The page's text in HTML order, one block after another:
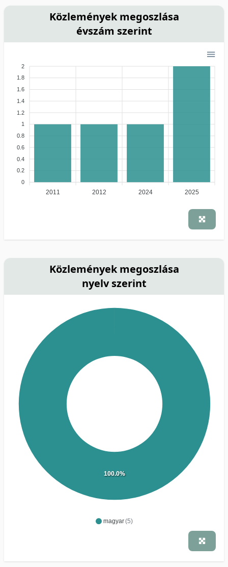
Közlemények megoszlása
évszám szerint
2
1.8
1.6
1.4
1.2
1
0.8
0.6
0.4
0.2
0
2011 2012 2024 2025
Közlemények megoszlása
nyelv szerint
magyar(5)
100.0%